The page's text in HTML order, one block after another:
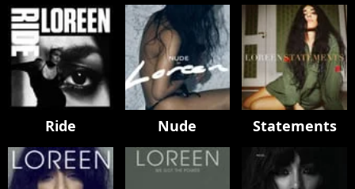
Ride Nude Statements